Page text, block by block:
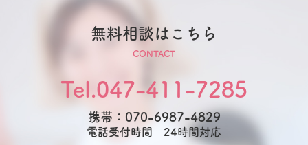
無料相談はこちら
CONTACT
Tel.047-411-7285
携帯：070-6987-4829
電話受付時間 24時間対応